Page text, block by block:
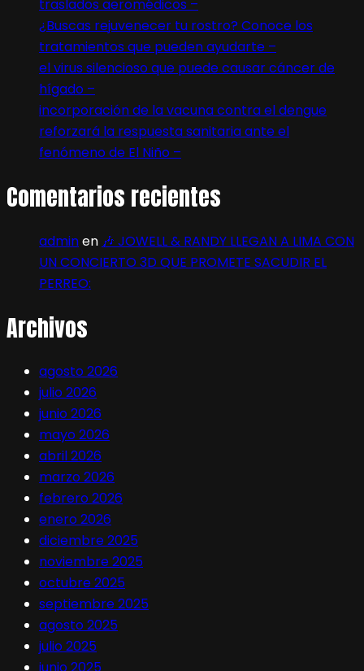
traslados aeromédicos –
¿Buscas rejuvenecer tu rostro? Conoce los
tratamientos que pueden ayudarte –
el virus silencioso que puede causar cáncer de
hígado –
incorporación de la vacuna contra el dengue
reforzará la respuesta sanitaria ante el
fenómeno de El Niño –
Comentarios recientes
adminen 🎶 JOWELL & RANDY LLEGAN A LIMA CON
UN CONCIERTO 3D QUE PROMETE SACUDIR EL
PERREO:
Archivos
agosto 2026
julio 2026
junio 2026
mayo 2026
abril 2026
marzo 2026
febrero 2026
enero 2026
diciembre 2025
noviembre 2025
octubre 2025
septiembre 2025
agosto 2025
julio 2025